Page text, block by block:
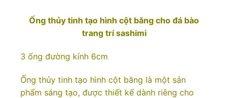
Ống thủy tinh tạo hình cột băng cho đá bào
trang trí sashimi
3 ống đường kính 6cm
Ống thủy tinh tạo hình cột băng là một sản
phẩm sáng tạo, được thiết kế dành riêng cho